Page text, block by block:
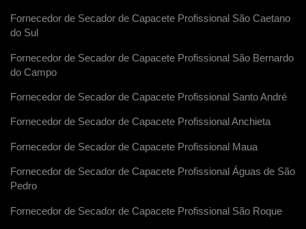
Fornecedor de Secador de Capacete Profissional São Caetano
do Sul
Fornecedor de Secador de Capacete Profissional São Bernardo
do Campo
Fornecedor de Secador de Capacete Profissional Santo André
Fornecedor de Secador de Capacete Profissional Anchieta
Fornecedor de Secador de Capacete Profissional Maua
Fornecedor de Secador de Capacete Profissional Águas de São
Pedro
Fornecedor de Secador de Capacete Profissional São Roque